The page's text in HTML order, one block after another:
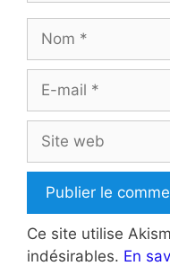
mail
web
Ce site utilise
indésirables. En